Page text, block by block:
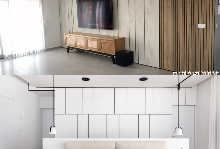
חיפוי קיר דגם
BARCODE